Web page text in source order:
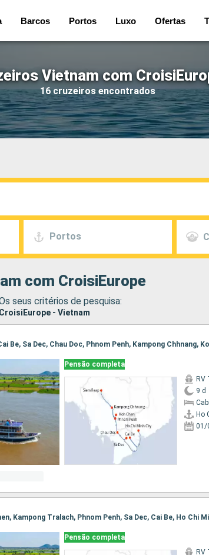
Barcos Portos Luxo Ofertas
Vietnam com
16 cruzeiros encontrados
Portos
com CroisiEurope
seus critérios de pesquisa:
CroisiEurope - Vietnam
Be, Sa Dec, Chau Doc, Phnom Penh, Kampong Chhnang,
Pensão completa
RV
9 d
Ho
01/
Kampong Tralach, Phnom Penh, Sa Dec, Cai Be, Ho Chi
Pensão completa
RV